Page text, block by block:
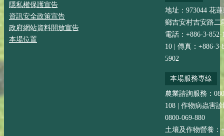
隱私權保護宣告
資訊安全政策宣告
政府網站資料開放宣告
本場位置
地址：973044 花
鄉吉安村吉安路二
電話：+886-3-852-
10 | 傳真：+886-3-
5902
本場服務專線
農業諮詢服務：
108 | 作物病蟲害
0800-069-880
土壤及作物營養：